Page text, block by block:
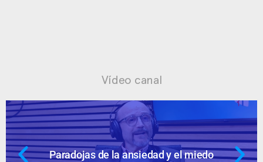
Vídeo canal
Paradojas de la ansiedad y el miedo